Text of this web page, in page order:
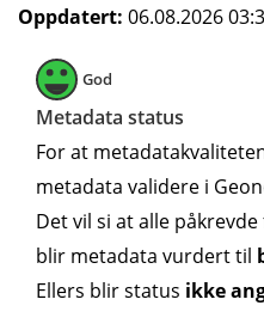
Oppdatert: 06.08.2026
God
Metadata status
For at
metadata validere i
Det vil si at alle
blir metadata vurdert til
Ellers blir status ikke